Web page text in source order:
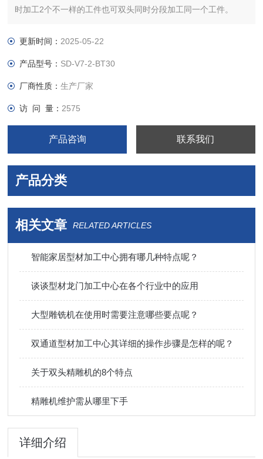
时加工2个不一样的工件也可双头同时分段加工同一个工件。
更新时间： 2025-05-22
产品型号： SD-V7-2-BT30
厂商性质：生产厂家
访 问 量： 2575
产品咨询 联系我们
产品分类
相关文章 RELATED ARTICLES
智能家居型材加工中心拥有哪几种特点呢？
谈谈型材龙门加工中心在各个行业中的应用
大型雕铣机在使用时需要注意哪些要点呢？
双通道型材加工中心其详细的操作步骤是怎样的呢？
关于双头精雕机的8个特点
精雕机维护需从哪里下手
详细介绍